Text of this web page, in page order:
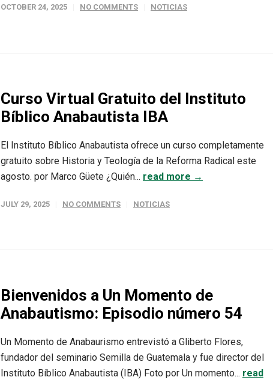
OCTOBER 24, 2025 NO COMMENTS NOTICIAS
Curso Virtual Gratuito del Instituto
Bíblico Anabautista IBA
El Instituto Bíblico Anabautista ofrece un curso completamente
gratuito sobre Historia y Teología de la Reforma Radical este
agosto. por Marco Güete ¿Quién... read more →
JULY 29, 2025 NO COMMENTS NOTICIAS
Bienvenidos a Un Momento de
Anabautismo: Episodio número 54
Un Momento de Anabaurismo entrevistó a Gliberto Flores,
fundador del seminario Semilla de Guatemala y fue director del
Instituto Bíblico Anabautista (IBA) Foto por Un momento... read